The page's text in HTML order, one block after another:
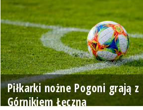
Piłkarki nożne Pogoni grają z
Górnikiem Łęczna